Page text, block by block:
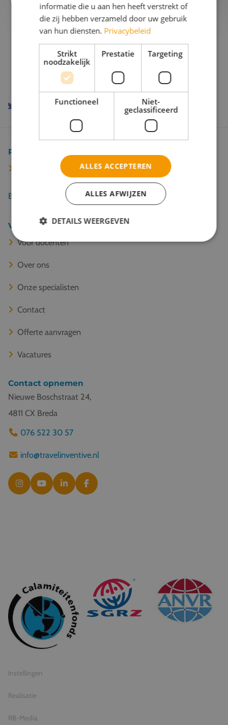
Onze reispartners
Populaire bestemmingen
Bekijk alle 67 bestemmingen
Veel gelezen
Voor docenten
Over ons
Onze specialisten
Contact
Offerte aanvragen
Vacatures
Contact opnemen
Nieuwe Boschstraat 24,
4811 CX Breda
076 522 30 57
info@travelinventive.nl
© 2026 Travel Inventive
Algemene voorwaarden
Privacy statement
Instellingen
Realisatie
RB-Media
informatie die u aan hen heeft verstrekt of
die zij hebben verzameld door uw gebruik
van hun diensten. Privacybeleid
Strikt
noodzakelijk
Prestatie Targeting
Functioneel
Niet-
geclassificeerd
ALLES ACCEPTEREN
ALLES AFWIJZEN
DETAILS WEERGEVEN